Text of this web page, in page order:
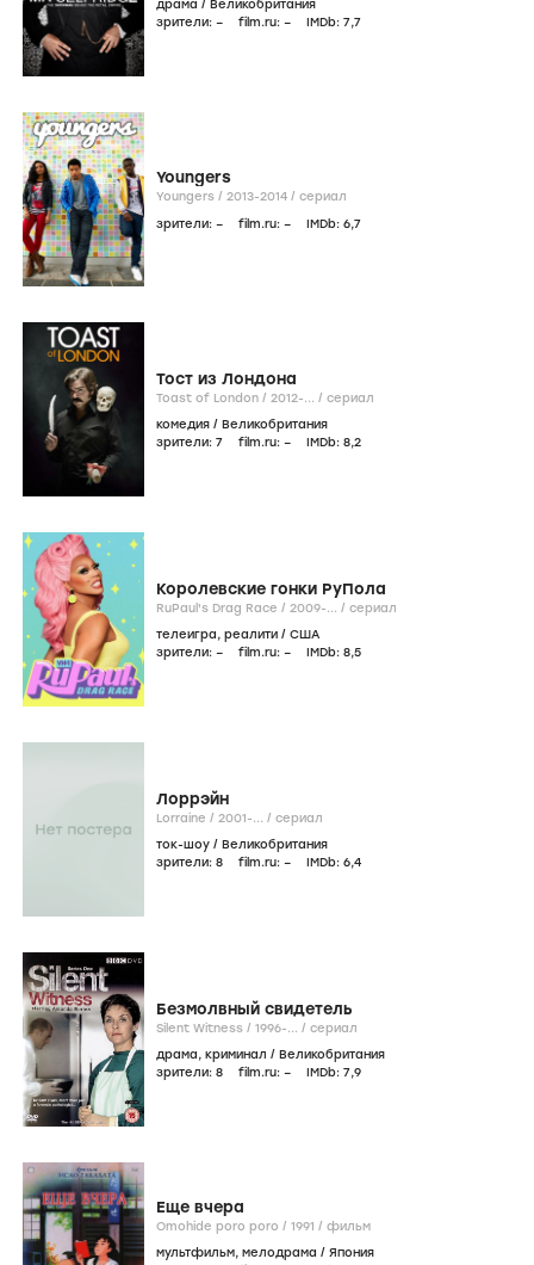
драма / Великобритания
зрители: – film.ru: – IMDb: 7,7
Youngers
Youngers / 2013-2014 / сериал
зрители: – film.ru: – IMDb: 6,7
Тост из Лондона
Toast of London / 2012-... / сериал
комедия / Великобритания
зрители: 7 film.ru: – IMDb: 8,2
Королевские гонки РуПола
RuPaul's Drag Race / 2009-... / сериал
телеигра, реалити / США
зрители: – film.ru: – IMDb: 8,5
Лоррэйн
Lorraine / 2001-... / сериал
ток-шоу / Великобритания
зрители: 8 film.ru: – IMDb: 6,4
Безмолвный свидетель
Silent Witness / 1996-... / сериал
драма, криминал / Великобритания
зрители: 8 film.ru: – IMDb: 7,9
Еще вчера
Omohide poro poro / 1991 / фильм
мультфильм, мелодрама / Япония